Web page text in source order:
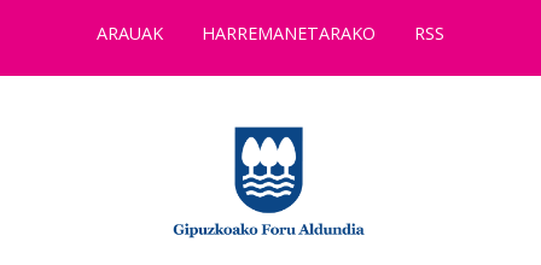
ARAUAK
HARREMANETARAKO RSS